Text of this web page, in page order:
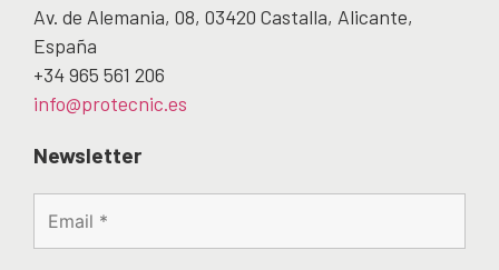
Av. de Alemania, 08, 03420 Castalla, Alicante,
España
+34 965 561 206
info@protecnic.es
Newsletter